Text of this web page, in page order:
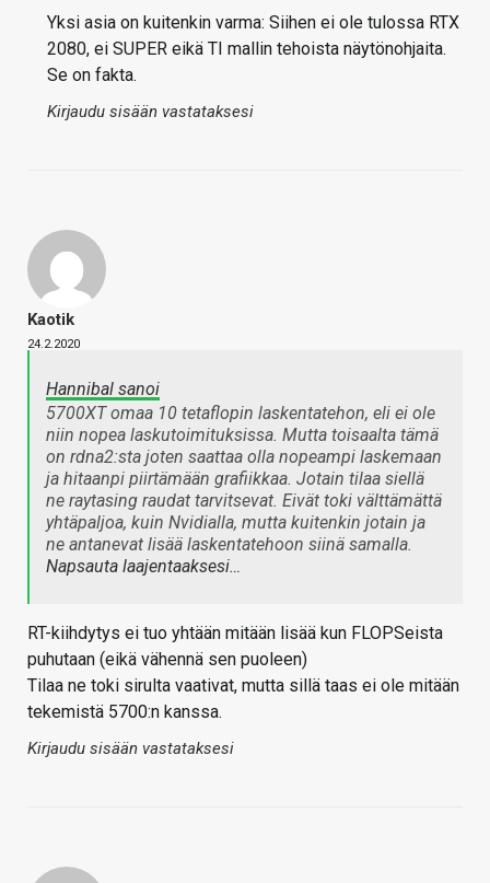
Yksi asia on kuitenkin varma: Siihen ei ole tulossa RTX
2080, ei SUPER eikä TI mallin tehoista näytönohjaita.
Se on fakta.
Kirjaudu sisään vastataksesi
Kaotik
24.2.2020
Hannibal sanoi
5700XT omaa 10 tetaflopin laskentatehon, eli ei ole
niin nopea laskutoimituksissa. Mutta toisaalta tämä
on rdna2:sta joten saattaa olla nopeampi laskemaan
ja hitaanpi piirtämään grafiikkaa. Jotain tilaa siellä
ne raytasing raudat tarvitsevat. Eivät toki välttämättä
yhtäpaljoa, kuin Nvidialla, mutta kuitenkin jotain ja
ne antanevat lisää laskentatehoon siinä samalla.
Napsauta laajentaaksesi…
RT-kiihdytys ei tuo yhtään mitään lisää kun FLOPSeista
puhutaan (eikä vähennä sen puoleen)
Tilaa ne toki sirulta vaativat, mutta sillä taas ei ole mitään
tekemistä 5700:n kanssa.
Kirjaudu sisään vastataksesi